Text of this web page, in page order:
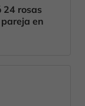
24 rosas
en